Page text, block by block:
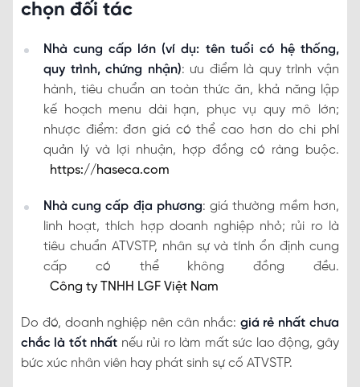
chọn đối tác
Nhà cung cấp lớn (ví dụ: tên tuổi có hệ thống,
quy trình, chứng nhận): ưu điểm là quy trình vận
hành, tiêu chuẩn an toàn thức ăn, khả năng lập
kế hoạch menu dài hạn, phục vụ quy mô lớn;
nhược điểm: đơn giá có thể cao hơn do chi phí
quản lý và lợi nhuận, hợp đồng có ràng buộc.
https://haseca.com
Nhà cung cấp địa phương: giá thường mềm hơn,
linh hoạt, thích hợp doanh nghiệp nhỏ; rủi ro là
tiêu chuẩn ATVSTP, nhân sự và tính ổn định cung
cấp có thể không đồng đều.
Công ty TNHH LGF Việt Nam
Do đó, doanh nghiệp nên cân nhắc: giá rẻ nhất chưa
chắc là tốt nhất nếu rủi ro làm mất sức lao động, gây
bức xúc nhân viên hay phát sinh sự cố ATVSTP.